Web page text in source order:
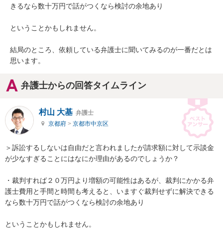
きるなら数十万円で話がつくなら検討の余地あり
ということかもしれません。
結局のところ、依頼している弁護士に聞いてみるのが一番だとは
思います。
弁護士からの回答タイムライン
村山 大基 弁護士
京都府 > 京都市中京区
＞訴訟するしないは自由だと言われましたが請求額に対して示談金
が少なすぎることにはなにか理由があるのでしょうか？
・裁判すれば２０万円より増額の可能性はあるが、裁判にかかる弁
護士費用と手間と時間も考えると、いますぐ裁判せずに解決できる
なら数十万円で話がつくなら検討の余地あり
ということかもしれません。